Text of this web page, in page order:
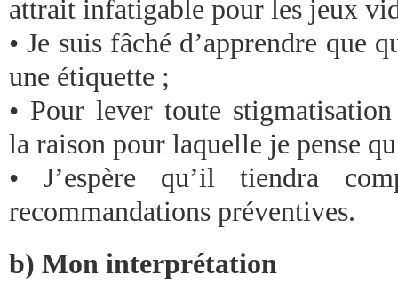
attrait infatigable pour les jeux
• Je suis fâché d’apprendre que
une étiquette ;
• Pour lever toute
la raison pour laquelle je pense
• J’espère qu’il tiendra
recommandations préventives.
b) Mon interprétation